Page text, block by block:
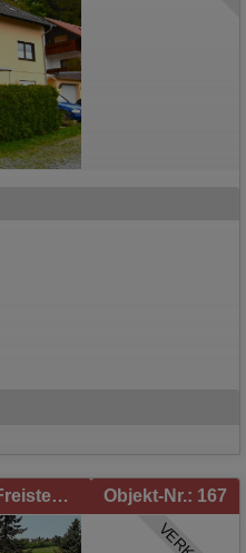
Michelstadt: VERKAUFT! - Freistehendes Zweifamilienhaus in Michelstadt/Würzberg zu verkaufen! Objekt-Nr.: 167